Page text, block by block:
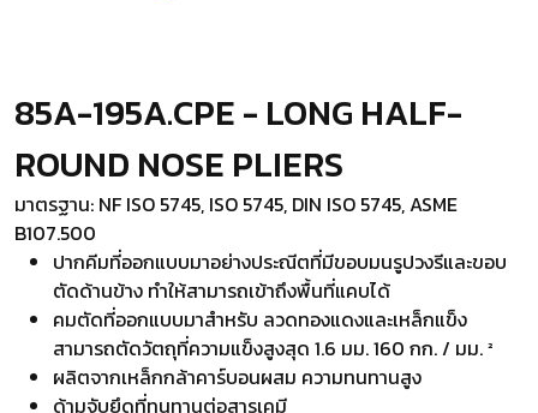
85A-195A.CPE - LONG HALF-
ROUND NOSE PLIERS
มาตรฐาน: NF ISO 5745, ISO 5745, DIN ISO 5745, ASME
B107.500
ปากคีมที่ออกแบบมาอย่างประณีตที่มีขอบมนรูปวงรีและขอบ
ตัดด้านข้าง ทำให้สามารถเข้าถึงพื้นที่แคบได้
คมตัดที่ออกแบบมาสำหรับ ลวดทองแดงและเหล็กแข็ง
สามารถตัดวัตถุที่ความแข็งสูงสุด 1.6 มม. 160 กก. / มม. ²
ผลิตจากเหล็กกล้าคาร์บอนผสม ความทนทานสูง
ด้ามจับยึดที่ทนทานต่อสารเคมี